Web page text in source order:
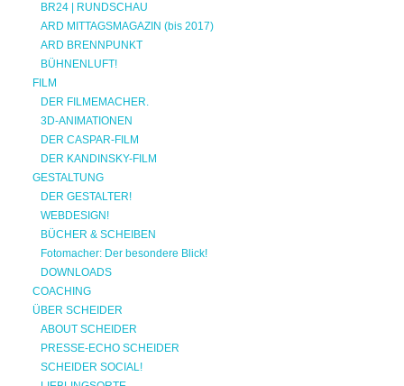
BR24 | RUNDSCHAU
ARD MITTAGSMAGAZIN (bis 2017)
ARD BRENNPUNKT
BÜHNENLUFT!
FILM
DER FILMEMACHER.
3D-ANIMATIONEN
DER CASPAR-FILM
DER KANDINSKY-FILM
GESTALTUNG
DER GESTALTER!
WEBDESIGN!
BÜCHER & SCHEIBEN
Fotomacher: Der besondere Blick!
DOWNLOADS
COACHING
ÜBER SCHEIDER
ABOUT SCHEIDER
PRESSE-ECHO SCHEIDER
SCHEIDER SOCIAL!